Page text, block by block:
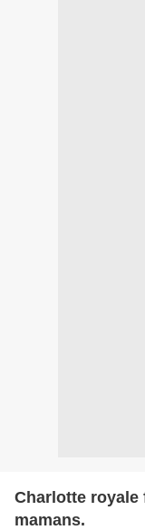
Charlotte royale
mamans.